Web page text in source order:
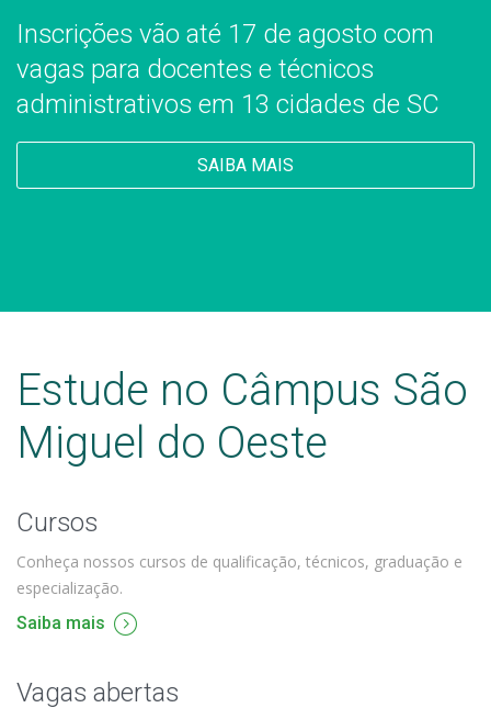
Inscrições vão até 17 de agosto com
vagas para docentes e técnicos
administrativos em 13 cidades de SC
SAIBA MAIS
Estude no Câmpus São
Miguel do Oeste
Cursos
Conheça nossos cursos de qualificação, técnicos, graduação e
especialização.
Saiba mais
Vagas abertas